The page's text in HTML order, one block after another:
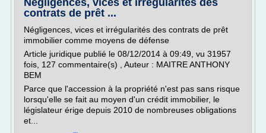
Négligences, vices et irrégularités des
contrats de prêt ...
Négligences, vices et irrégularités des contrats de prêt
immobilier comme moyens de défense
Article juridique publié le 08/12/2014 à 09:49, vu 31957
fois, 127 commentaire(s) , Auteur : MAITRE ANTHONY
BEM
Parce que l'accession à la propriété n'est pas sans risque
lorsqu'elle se fait au moyen d'un crédit immobilier, le
législateur érige depuis 2010 de nombreuses obligations
et...